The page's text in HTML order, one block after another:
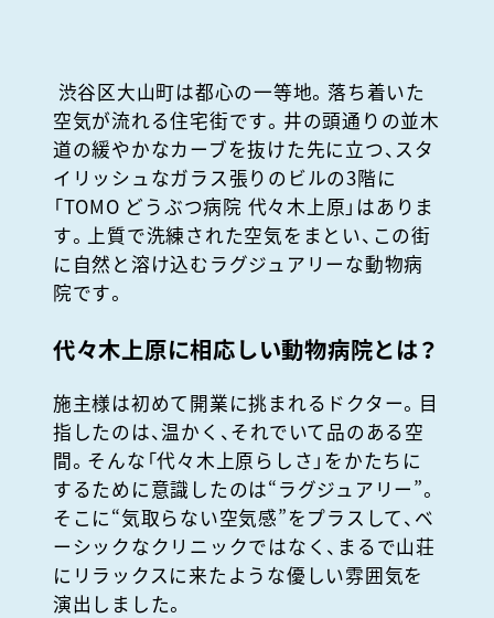
渋谷区大山町は都心の一等地。落ち着いた
空気が流れる住宅街です。井の頭通りの並木
道の緩やかなカーブを抜けた先に立つ、スタ
イリッシュなガラス張りのビルの3階に
「TOMO どうぶつ病院 代々木上原」はありま
す。上質で洗練された空気をまとい、この街
に自然と溶け込むラグジュアリーな動物病
院です。
代々木上原に相応しい動物病院とは？
施主様は初めて開業に挑まれるドクター。目
指したのは、温かく、それでいて品のある空
間。そんな「代々木上原らしさ」をかたちに
するために意識したのは“ラグジュアリー”。
そこに“気取らない空気感”をプラスして、ベ
ーシックなクリニックではなく、まるで山荘
にリラックスに来たような優しい雰囲気を
演出しました。